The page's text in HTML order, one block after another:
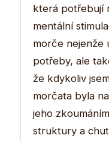
která potřebují
mentální
morče nejenže
potřeby, ale
že kdykoliv
morčata byla
jeho
struktury a